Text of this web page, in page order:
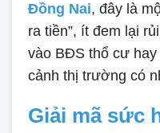
Đồng Nai, đây là
ra tiền”, ít đem lại
vào BĐS thổ cư
cảnh thị trường có
Giải mã sức